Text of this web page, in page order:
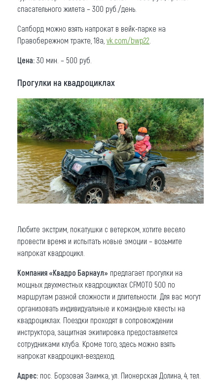
спасательного жилета – 300 руб./день.
Сапборд можно взять напрокат в вейк-парке на
Правобережном тракте, 18а, vk.com/bwp22
Цена: 30 мин. – 500 руб.
Прогулки на квадроциклах
Любите экстрим, покатушки с ветерком, хотите весело
провести время и испытать новые эмоции – возьмите
напрокат квадроцикл.
Компания «Квадро Барнаул» предлагает прогулки на
мощных двухместных квадроциклах CFMOTO 500 по
маршрутам разной сложности и длительности. Для вас могут
организовать индивидуальные и командные квесты на
квадроциклах. Поездки проходят в сопровождении
инструктора, защитная экипировка предоставляется
сотрудниками клуба. Кроме того, здесь можно взять
напрокат квадроцикл-вездеход.
Адрес: пос. Борзовая Заимка, ул. Пионерская Долина, 4, тел.